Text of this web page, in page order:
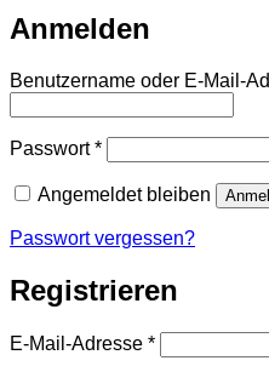
Anmelden
Benutzername oder E-Mail-
Passwort*Erforderlich
Angemeldet bleiben
Passwort vergessen?
Registrieren
E-Mail-Adresse *Erforderlich